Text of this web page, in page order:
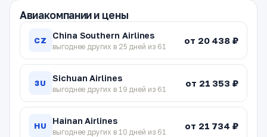
Авиакомпании и цены
CZ China Southern Airlines
выгоднее других в 25 дней из 61
от 20 438 ₽
3U Sichuan Airlines
выгоднее других в 19 дней из 61
от 21 353 ₽
HU Hainan Airlines
выгоднее других в 10 дней из 61
от 21 734 ₽